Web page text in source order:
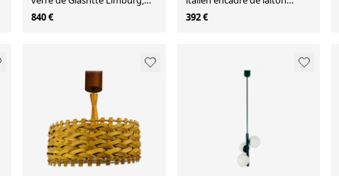
années 1960
840 €
années 1960 Italie
392 €